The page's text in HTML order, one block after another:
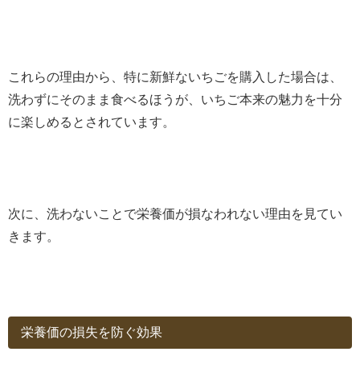
これらの理由から、特に新鮮ないちごを購入した場合は、
洗わずにそのまま食べるほうが、いちご本来の魅力を十分
に楽しめるとされています。
次に、洗わないことで栄養価が損なわれない理由を見てい
きます。
栄養価の損失を防ぐ効果